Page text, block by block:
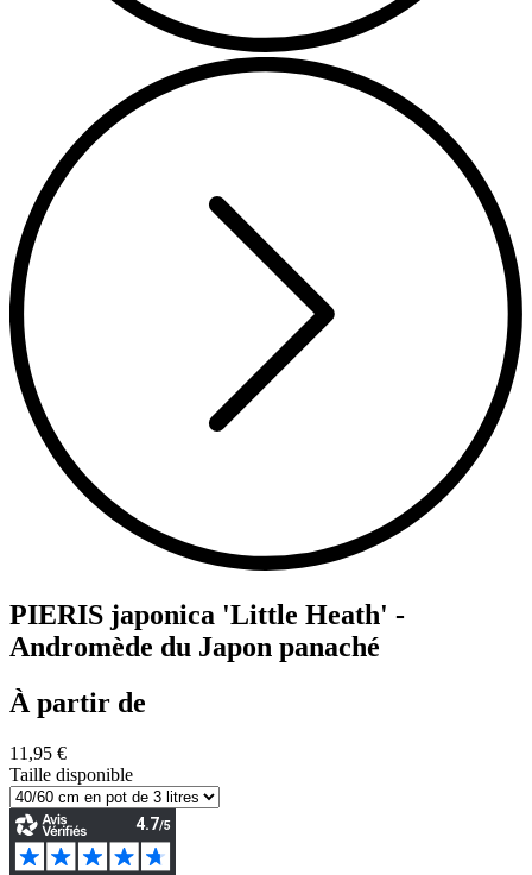
PIERIS japonica 'Little Heath' -
Andromède du Japon panaché
À partir de
11,95 €
Taille disponible